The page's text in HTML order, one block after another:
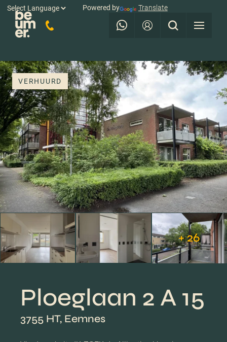
Powered by Translate
VERHUURD
+ 26
Ploeglaan 2 A 15
3755 HT, Eemnes